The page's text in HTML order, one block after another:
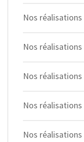
Nos
Nos
Nos
Nos
Nos